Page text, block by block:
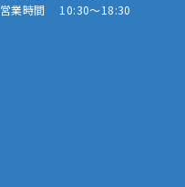
営業時間 10:30～18:30